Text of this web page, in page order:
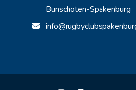
Bunschoten-Spakenburg